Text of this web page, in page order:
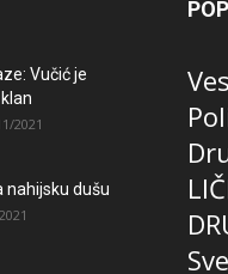
Vučić je
2021
nahijsku dušu